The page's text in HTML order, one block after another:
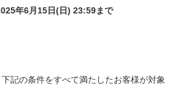
年6月15日(日) 23:59まで
記の条件をすべて満たしたお客様が対象